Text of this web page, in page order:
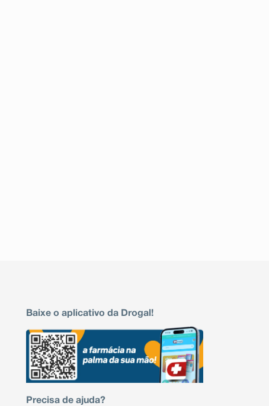
Baixe o aplicativo da Drogal!
Precisa de ajuda?